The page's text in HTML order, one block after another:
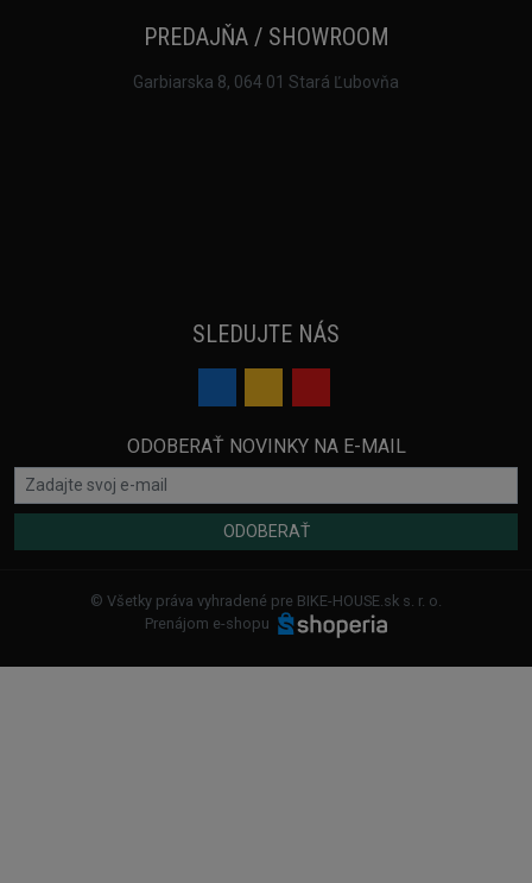
PREDAJŇA / SHOWROOM
Garbiarska 8, 064 01 Stará Ľubovňa
SLEDUJTE NÁS
ODOBERAŤ NOVINKY NA E-MAIL
ODOBERAŤ
© Všetky práva vyhradené pre BIKE-HOUSE.sk s. r. o.
Prenájom e-shopu